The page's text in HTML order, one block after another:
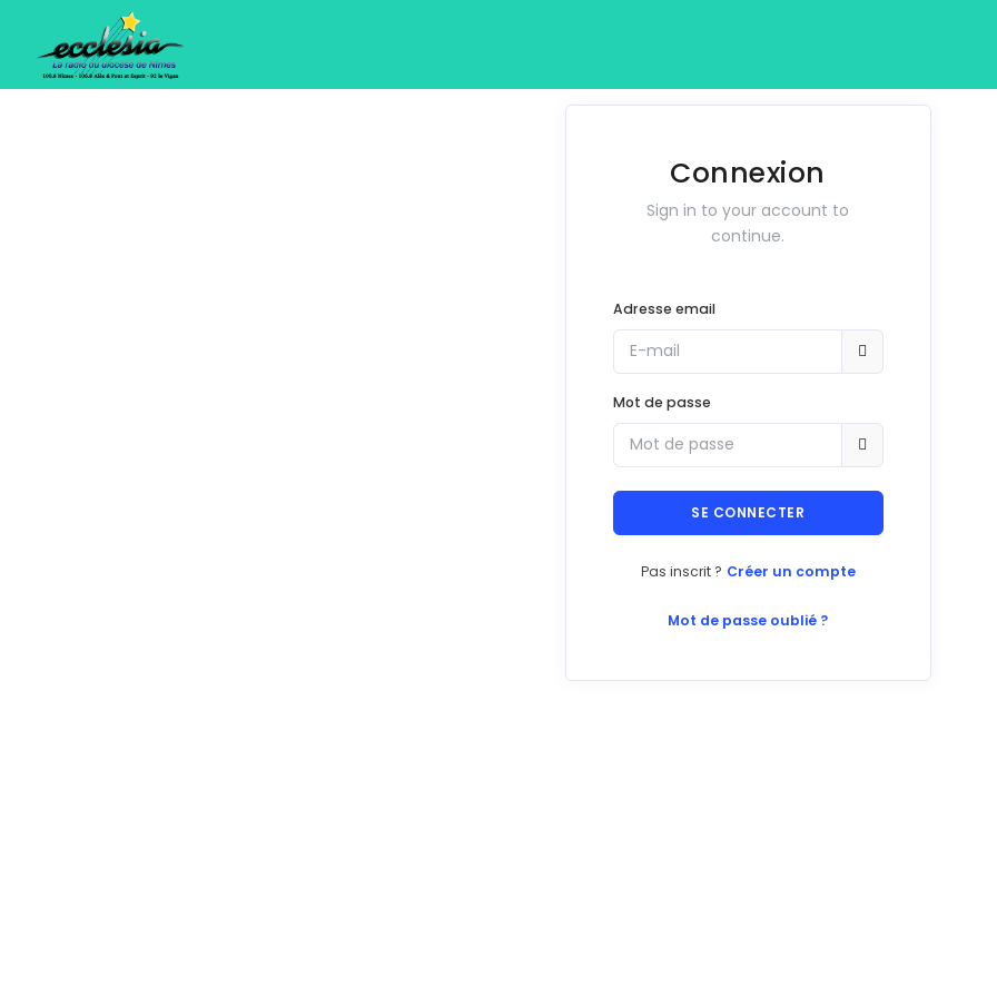
Connexion
Sign in to your account to
continue.
Adresse email
Mot de passe
SE CONNECTER
Pas inscrit ? Créer un compte
Mot de passe oublié ?